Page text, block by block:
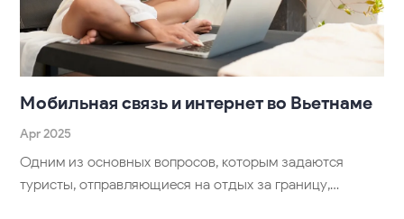
Мобильная связь и интернет во Вьетнаме
Apr 2025
Одним из основных вопросов, которым задаются
туристы, отправляющиеся на отдых за границу,…